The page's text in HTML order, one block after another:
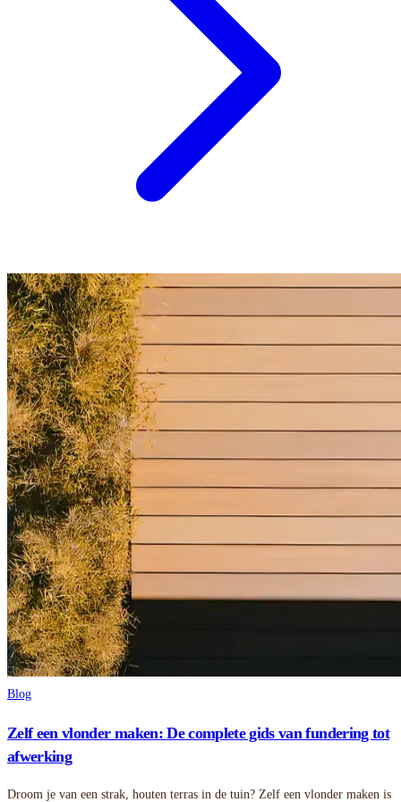
Blog
Zelf een vlonder maken: De complete gids van fundering tot
afwerking
Droom je van een strak, houten terras in de tuin? Zelf een vlonder maken is